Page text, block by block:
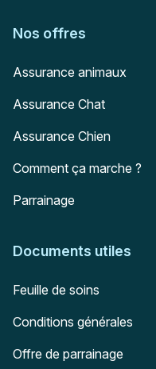
Nos offres
Assurance animaux
Assurance Chat
Assurance Chien
Comment ça marche ?
Parrainage
Documents utiles
Feuille de soins
Conditions générales
Offre de parrainage